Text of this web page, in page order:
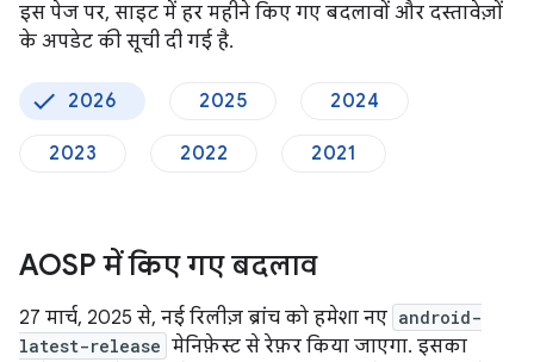
इस पेज पर, साइट में हर महीने किए गए बदलावों और दस्तावेज़ों
के अपडेट की सूची दी गई है.
2026 2025 2024
2023 2022 2021
AOSP में किए गए बदलाव
27 मार्च, 2025 से, नई रिलीज़ ब्रांच को हमेशा नए android-
latest-release मेनिफ़ेस्ट से रेफ़र किया जाएगा. इसका